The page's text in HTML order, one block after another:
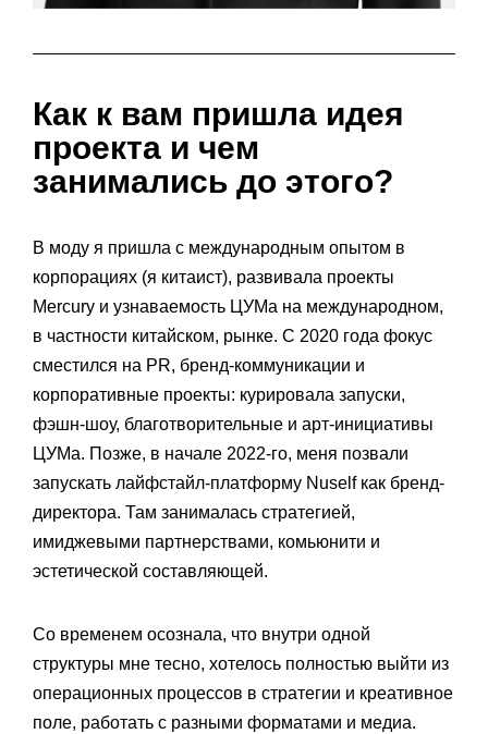
Как к вам пришла идея
проекта и чем
занимались до этого?
В моду я пришла с международным опытом в
корпорациях (я китаист), развивала проекты
Mercury и узнаваемость ЦУМа на международном,
в частности китайском, рынке. С 2020 года фокус
сместился на PR, бренд-коммуникации и
корпоративные проекты: курировала запуски,
фэшн-шоу, благотворительные и арт-инициативы
ЦУМа. Позже, в начале 2022-го, меня позвали
запускать лайфстайл-платформу Nuself как бренд-
директора. Там занималась стратегией,
имиджевыми партнерствами, комьюнити и
эстетической составляющей.
Со временем осознала, что внутри одной
структуры мне тесно, хотелось полностью выйти из
операционных процессов в стратегии и креативное
поле, работать с разными форматами и медиа.